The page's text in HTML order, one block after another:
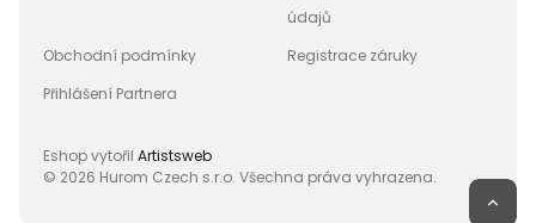
údajů
Obchodní podmínky
Registrace záruky
Přihlášení Partnera
Eshop vytořil Artistsweb
© 2026 Hurom Czech s.r.o. Všechna práva vyhrazena.